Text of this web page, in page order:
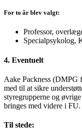
For to år blev valgt:
Professor,
Specialpsykolog,
4. Eventuelt
Aake Packness (DMPG
med til at sikre
styregrupperne og
bringes med videre i FU.
Til stede: